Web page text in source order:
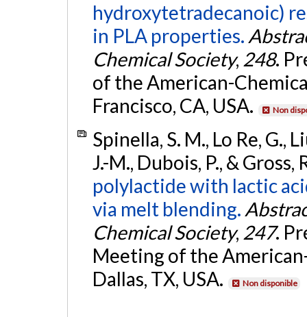
hydroxytetradecanoic)
in PLA properties.
Chemical Society, 248.
of the American-
Francisco, CA, USA.
Non
Spinella, S. M., Lo Re, G.,
J.-M., Dubois, P., & Gross,
polylactide with lactic
via melt blending.
Chemical Society, 247.
Meeting of the
Dallas, TX, USA.
Non disponible